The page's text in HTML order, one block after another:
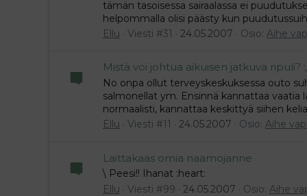
tämän tasoisessa sairaalassa ei
helpommalla olisi päästy kun
Ellu
Viesti #31 24.05.2007 Osio: Aihe
Mistä voi johtua aikuisen jatkuva ripuli?
No onpa ollut terveyskeskuksessa outo
salmonellat ym. Ensinnä kannattaa vaatia
normaalisti, kannattaa keskittyä siihen
Ellu
Viesti #11 24.05.2007 Osio: Aihe
Laittakaas omia naamojanne
\ Peesi!! Ihanat :heart:
Ellu
Viesti #99 24.05.2007 Osio: Aihe